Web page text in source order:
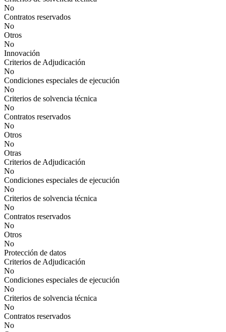
No
Contratos reservados
No
Otros
No
Innovación
Criterios de Adjudicación
No
Condiciones especiales de ejecución
No
Criterios de solvencia técnica
No
Contratos reservados
No
Otros
No
Otras
Criterios de Adjudicación
No
Condiciones especiales de ejecución
No
Criterios de solvencia técnica
No
Contratos reservados
No
Otros
No
Protección de datos
Criterios de Adjudicación
No
Condiciones especiales de ejecución
No
Criterios de solvencia técnica
No
Contratos reservados
No